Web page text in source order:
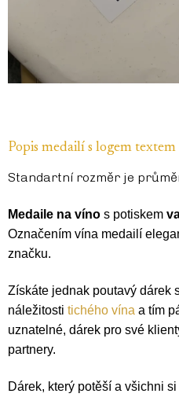
Popis medailí s logem textem
Standartní rozměr je
Medaile na víno s potiskem
Označením vína medailí
značku.
Získáte jednak poutavý dárek
náležitosti tichého vína a tím
uznatelné, dárek pro své
partnery.
Dárek, který potěší a všichni